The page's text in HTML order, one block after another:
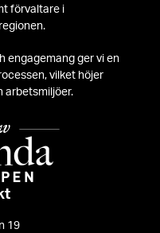
förvaltare i
engagemang ger vi en
vilket höjer
arbetsmiljöer.
19